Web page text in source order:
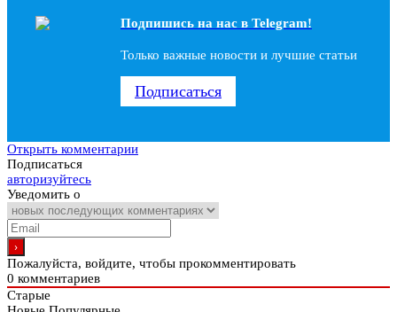
Подпишись на наc в Telegram!
Только важные новости и лучшие статьи
Подписаться
Открыть комментарии
Подписаться
авторизуйтесь
Уведомить о
Пожалуйста, войдите, чтобы прокомментировать
0 комментариев
Старые